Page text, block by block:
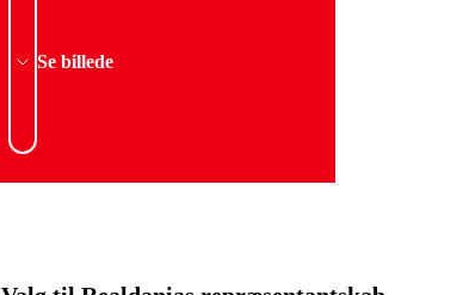
Se billede